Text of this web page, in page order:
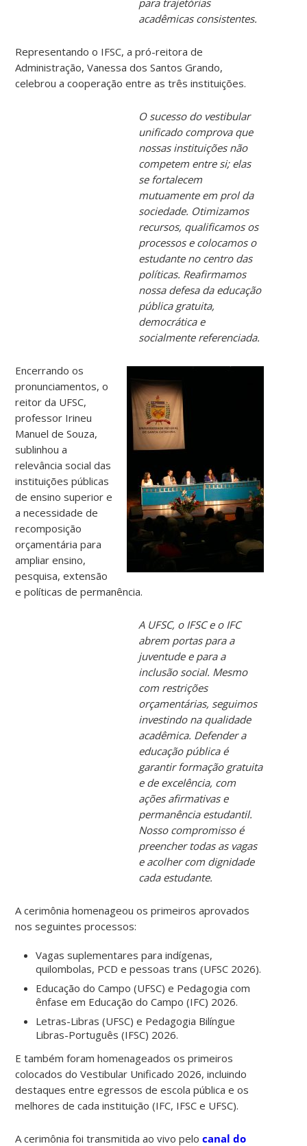
acadêmicas consistentes.
Representando o IFSC, a pró-reitora de
Administração, Vanessa dos Santos Grando,
celebrou a cooperação entre as três instituições.
O sucesso do vestibular
unificado comprova que
nossas instituições não
competem entre si; elas
se fortalecem
mutuamente em prol da
sociedade. Otimizamos
recursos, qualificamos os
processos e colocamos o
estudante no centro das
políticas. Reafirmamos
nossa defesa da educação
pública gratuita,
democrática e
socialmente referenciada.
Encerrando os
pronunciamentos, o
reitor da UFSC,
professor Irineu
Manuel de Souza,
sublinhou a
relevância social das
instituições públicas
de ensino superior e
a necessidade de
recomposição
orçamentária para
ampliar ensino,
pesquisa, extensão
e políticas de permanência.
A UFSC, o IFSC e o IFC
abrem portas para a
juventude e para a
inclusão social. Mesmo
com restrições
orçamentárias, seguimos
investindo na qualidade
acadêmica. Defender a
educação pública é
garantir formação gratuita
e de excelência, com
ações afirmativas e
permanência estudantil.
Nosso compromisso é
preencher todas as vagas
e acolher com dignidade
cada estudante.
A cerimônia homenageou os primeiros aprovados
nos seguintes processos:
Vagas suplementares para indígenas,
quilombolas, PCD e pessoas trans (UFSC 2026).
Educação do Campo (UFSC) e Pedagogia com
ênfase em Educação do Campo (IFC) 2026.
Letras-Libras (UFSC) e Pedagogia Bilíngue
Libras-Português (IFSC) 2026.
E também foram homenageados os primeiros
colocados do Vestibular Unificado 2026, incluindo
destaques entre egressos de escola pública e os
melhores de cada instituição (IFC, IFSC e UFSC).
A cerimônia foi transmitida ao vivo pelocanal do